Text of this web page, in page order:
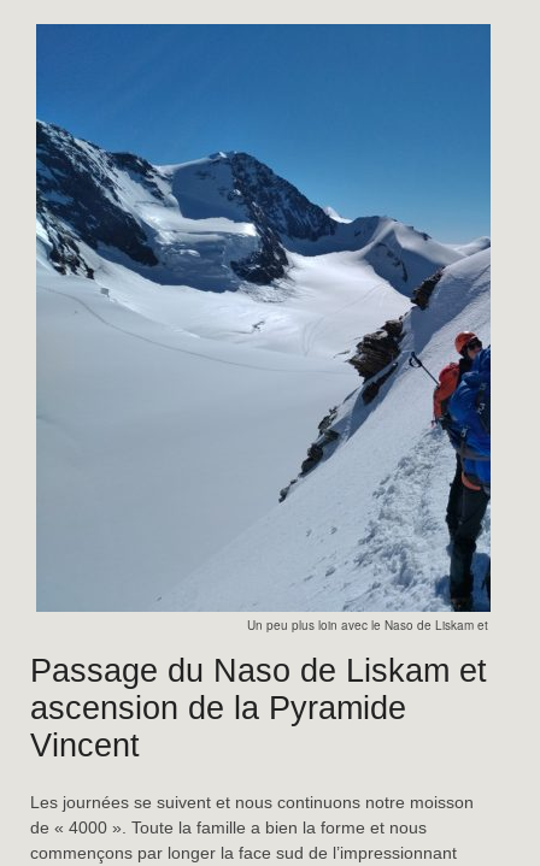
Un peu plus loin avec le Naso de Liskam et le
Passage du Naso de Liskam et
ascension de la Pyramide
Vincent
Les journées se suivent et nous continuons notre moisson
de « 4000 ». Toute la famille a bien la forme et nous
commençons par longer la face sud de l’impressionnant